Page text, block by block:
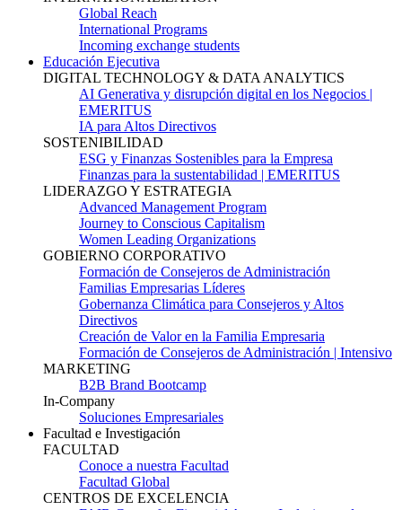
Global Reach
International Programs
Incoming exchange students
Educación Ejecutiva
DIGITAL TECHNOLOGY & DATA ANALYTICS
AI Generativa y disrupción digital en los Negocios |
EMERITUS
IA para Altos Directivos
SOSTENIBILIDAD
ESG y Finanzas Sostenibles para la Empresa
Finanzas para la sustentabilidad | EMERITUS
LIDERAZGO Y ESTRATEGIA
Advanced Management Program
Journey to Conscious Capitalism
Women Leading Organizations
GOBIERNO CORPORATIVO
Formación de Consejeros de Administración
Familias Empresarias Líderes
Gobernanza Climática para Consejeros y Altos
Directivos
Creación de Valor en la Familia Empresaria
Formación de Consejeros de Administración | Intensivo
MARKETING
B2B Brand Bootcamp
In-Company
Soluciones Empresariales
Facultad e Investigación
FACULTAD
Conoce a nuestra Facultad
Facultad Global
CENTROS DE EXCELENCIA